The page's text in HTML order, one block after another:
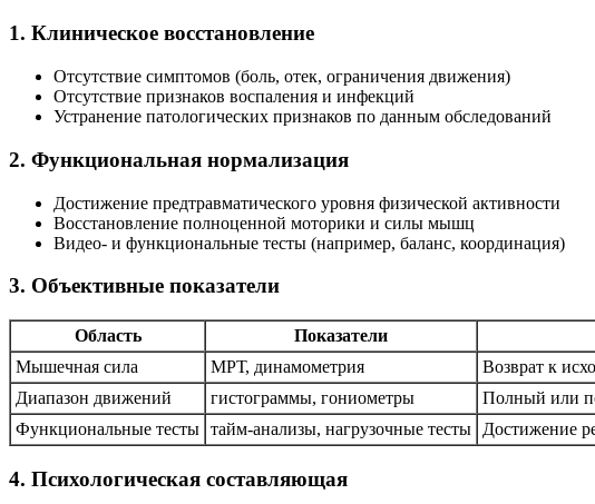
1. Клиническое восстановление
Отсутствие симптомов (боль, отек, ограничения движения)
Отсутствие признаков воспаления и инфекций
Устранение патологических признаков по данным обследований
2. Функциональная нормализация
Достижение предтравматического уровня физической активности
Восстановление полноценной моторики и силы мышц
Видео- и функциональные тесты (например, баланс, координация)
3. Объективные показатели
Область Показатели
Мышечная сила
МРТ, динамометрия
Возврат к
Диапазон движений
гистограммы, гониометры
Полный или
Функциональные тесты тайм-анализы, нагрузочные тесты Достижение
4. Психологическая составляющая